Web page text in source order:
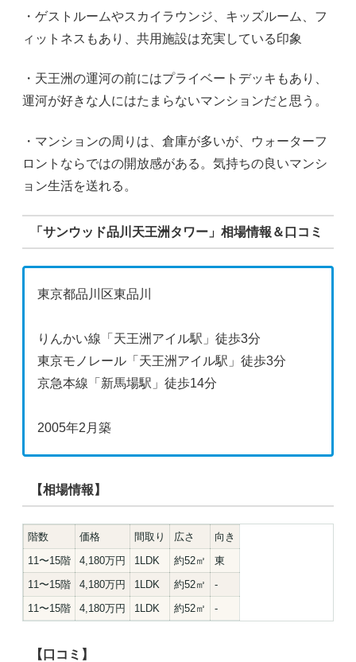
・ゲストルームやスカイラウンジ、キッズルーム、フ
ィットネスもあり、共用施設は充実している印象
・天王洲の運河の前にはプライベートデッキもあり、
運河が好きな人にはたまらないマンションだと思う。
・マンションの周りは、倉庫が多いが、ウォーターフ
ロントならではの開放感がある。気持ちの良いマンシ
ョン生活を送れる。
「サンウッド品川天王洲タワー」相場情報＆口コミ
東京都品川区東品川
りんかい線「天王洲アイル駅」徒歩3分
東京モノレール「天王洲アイル駅」徒歩3分
京急本線「新馬場駅」徒歩14分
2005年2月築
【相場情報】
階数 価格 間取り 広さ
向き
11〜15階
4,180万円 1LDK 約52㎡
東
11〜15階
4,180万円 1LDK 約52㎡
-
11〜15階
4,180万円 1LDK 約52㎡ -
【口コミ】